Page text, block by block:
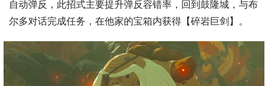
自动弹反，此招式主要提升弹反容错率，回到鼓隆城，与布
尔多对话完成任务，在他家的宝箱内获得【碎岩巨剑】。